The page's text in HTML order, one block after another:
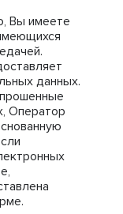
Вы имеете
данных.
Оператор